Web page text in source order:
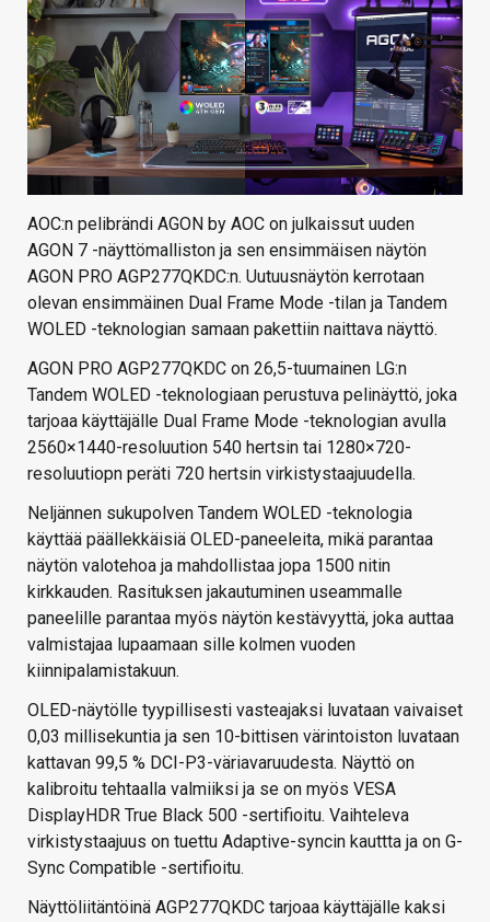
AOC:n pelibrändi AGON by AOC on julkaissut uuden
AGON 7 -näyttömalliston ja sen ensimmäisen näytön
AGON PRO AGP277QKDC:n. Uutuusnäytön kerrotaan
olevan ensimmäinen Dual Frame Mode -tilan ja Tandem
WOLED -teknologian samaan pakettiin naittava näyttö.
AGON PRO AGP277QKDC on 26,5-tuumainen LG:n
Tandem WOLED -teknologiaan perustuva pelinäyttö, joka
tarjoaa käyttäjälle Dual Frame Mode -teknologian avulla
2560×1440-resoluution 540 hertsin tai 1280×720-
resoluutiopn peräti 720 hertsin virkistystaajuudella.
Neljännen sukupolven Tandem WOLED -teknologia
käyttää päällekkäisiä OLED-paneeleita, mikä parantaa
näytön valotehoa ja mahdollistaa jopa 1500 nitin
kirkkauden. Rasituksen jakautuminen useammalle
paneelille parantaa myös näytön kestävyyttä, joka auttaa
valmistajaa lupaamaan sille kolmen vuoden
kiinnipalamistakuun.
OLED-näytölle tyypillisesti vasteajaksi luvataan vaivaiset
0,03 millisekuntia ja sen 10-bittisen värintoiston luvataan
kattavan 99,5 % DCI-P3-väriavaruudesta. Näyttö on
kalibroitu tehtaalla valmiiksi ja se on myös VESA
DisplayHDR True Black 500 -sertifioitu. Vaihteleva
virkistystaajuus on tuettu Adaptive-syncin kauttta ja on G-
Sync Compatible -sertifioitu.
Näyttöliitäntöinä AGP277QKDC tarjoaa käyttäjälle kaksi